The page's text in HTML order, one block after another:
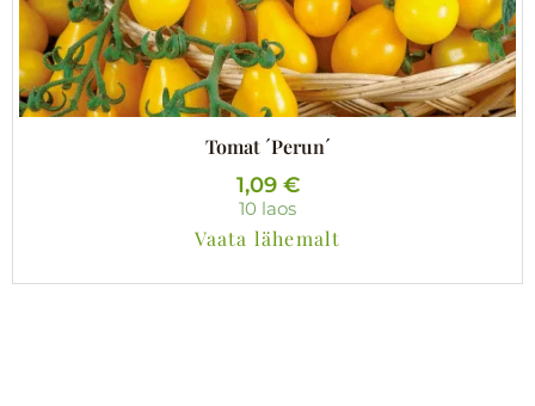
Tomat ´Perun´
1,09 €
10 laos
Vaata lähemalt